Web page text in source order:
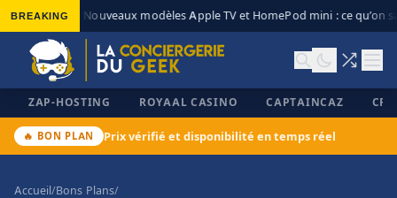
BREAKING◆ Nouveaux modèles Apple TV et HomePod mini : ce qu’on
ZAP-HOSTING ROYAAL CASINO CAPTAINCAZ
🔥 BON PLAN Prix vérifié et disponibilité en temps réel
Accueil /Bons Plans/